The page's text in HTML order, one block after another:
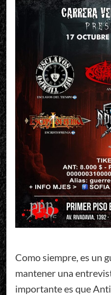
Como siempre, es un
mantener una
importante es que